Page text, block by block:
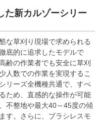
た新カルゾーシリー
な草刈り現場で求められる
底的に追求したモデルで
齢の作業者でも安全に草刈
人数での作業を実現するこ
リーズ全機種共通で、すべ
ため、直感的な操作が可能
不整地や最大40～45度の傾
す。さらに、ブラシレスモ